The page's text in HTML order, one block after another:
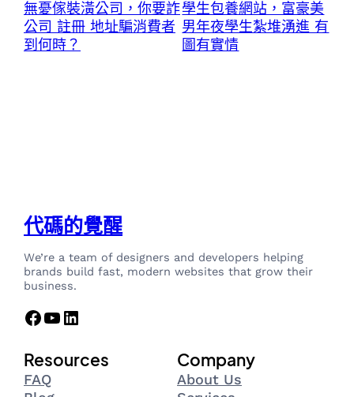
無憂傢裝潢公司，你要詐
公司 註冊 地址騙消費者
到何時？
學生包養網站，富豪美
男年夜學生紮堆湧進 有
圖有實情
代碼的覺醒
We’re a team of designers and developers helping
brands build fast, modern websites that grow their
business.
Facebook YouTube LinkedIn
Resources
FAQ
Company
About Us